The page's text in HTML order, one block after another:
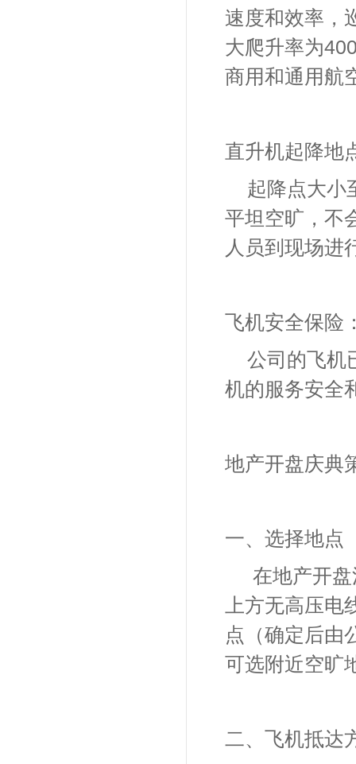
速度和效率，
大爬升率为
商用和通用航
直升机起降地
起降点大小
平坦空旷，不
人员到现场进
飞机安全保险
公司的飞机
机的服务安全
地产开盘庆典
一、选择地点
在地产开
上方无高压
点（确定后由
可选附近空旷
二、飞机抵达